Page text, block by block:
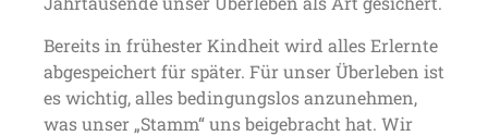
Bereits in frühester Kindheit wird alles Erlernte
abgespeichert für später. Für unser Überleben ist
es wichtig, alles bedingungslos anzunehmen,
was unser „Stamm“ uns beigebracht hat. Wir